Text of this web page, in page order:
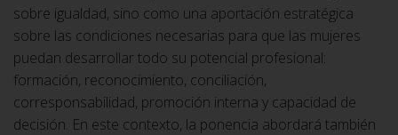
sobre igualdad, sino como una aportación estratégica
sobre las condiciones necesarias para que las mujeres
puedan desarrollar todo su potencial profesional:
formación, reconocimiento, conciliación,
corresponsabilidad, promoción interna y capacidad de
decisión. En este contexto, la ponencia abordará también